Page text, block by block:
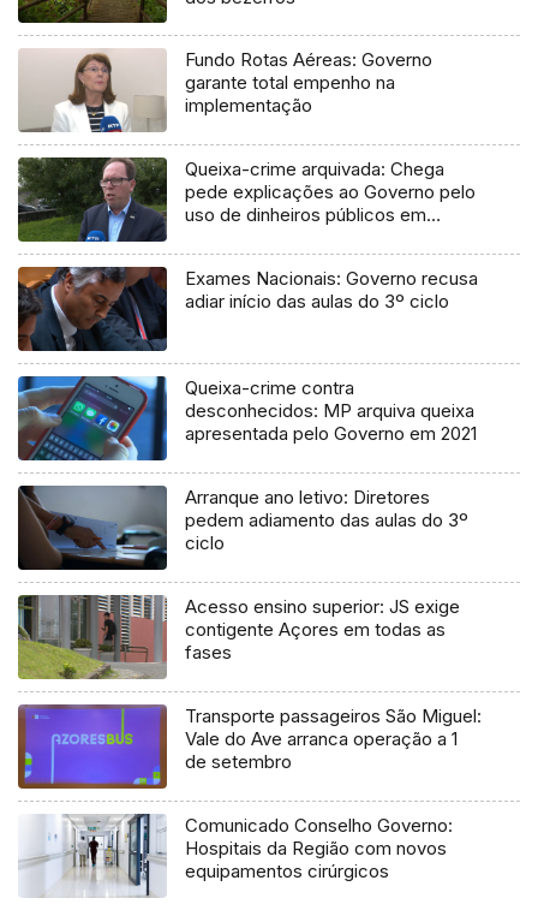
Fundo Rotas Aéreas: Governo
garante total empenho na
implementação
Queixa-crime arquivada: Chega
pede explicações ao Governo pelo
uso de dinheiros públicos em
Exames Nacionais: Governo recusa
adiar início das aulas do 3º ciclo
Queixa-crime contra
desconhecidos: MP arquiva queixa
apresentada pelo Governo em 2021
Arranque ano letivo: Diretores
pedem adiamento das aulas do 3º
ciclo
Acesso ensino superior: JS exige
contigente Açores em todas as
fases
Transporte passageiros São Miguel:
Vale do Ave arranca operação a 1
de setembro
Comunicado Conselho Governo:
Hospitais da Região com novos
equipamentos cirúrgicos